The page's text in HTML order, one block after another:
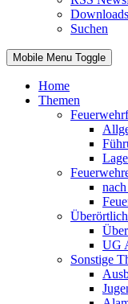
Downloads
Suchen
Mobile Menu Toggle
Home
Themen
UG
Sonstige